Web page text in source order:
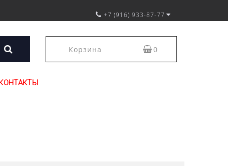
+7 (916) 933-87-77
Корзина 0